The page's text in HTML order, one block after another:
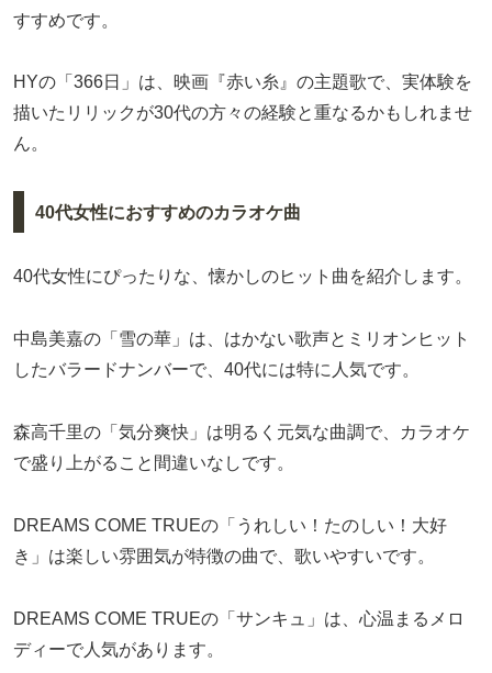
すすめです。
HYの「366日」は、映画『赤い糸』の主題歌で、実体験を
描いたリリックが30代の方々の経験と重なるかもしれませ
ん。
40代女性におすすめのカラオケ曲
40代女性にぴったりな、懐かしのヒット曲を紹介します。
中島美嘉の「雪の華」は、はかない歌声とミリオンヒット
したバラードナンバーで、40代には特に人気です。
森高千里の「気分爽快」は明るく元気な曲調で、カラオケ
で盛り上がること間違いなしです。
DREAMS COME TRUEの「うれしい！たのしい！大好
き」は楽しい雰囲気が特徴の曲で、歌いやすいです。
DREAMS COME TRUEの「サンキュ」は、心温まるメロ
ディーで人気があります。